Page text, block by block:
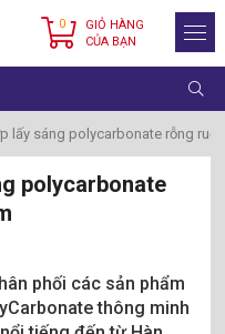
0
GIỎ HÀNG
CỦA BẠN
lấy sáng polycarbonate rỗng
polycarbonate
phối các sản phẩm
thông minh